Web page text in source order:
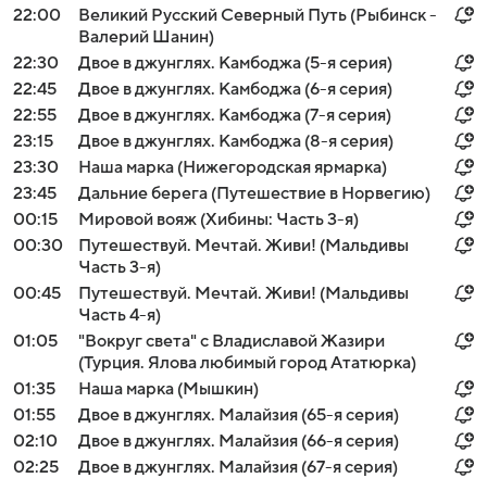
22:00
Великий Русский Северный Путь (Рыбинск -
Валерий Шанин)
22:30
Двое в джунглях. Камбоджа (5-я серия)
22:45
Двое в джунглях. Камбоджа (6-я серия)
22:55
Двое в джунглях. Камбоджа (7-я серия)
23:15
Двое в джунглях. Камбоджа (8-я серия)
23:30
Наша марка (Нижегородская ярмарка)
23:45
Дальние берега (Путешествие в Норвегию)
00:15
Мировой вояж (Хибины: Часть 3-я)
00:30
Путешествуй. Мечтай. Живи! (Мальдивы
Часть 3-я)
00:45
Путешествуй. Мечтай. Живи! (Мальдивы
Часть 4-я)
01:05
"Вокруг света" с Владиславой Жазири
(Турция. Ялова любимый город Ататюрка)
01:35
Наша марка (Мышкин)
01:55
Двое в джунглях. Малайзия (65-я серия)
02:10
Двое в джунглях. Малайзия (66-я серия)
02:25
Двое в джунглях. Малайзия (67-я серия)